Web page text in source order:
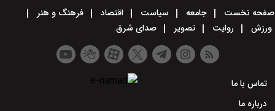
صفحه نخست جامعه سیاست اقتصاد
فرهنگ و هنر
ورزش
روایت تصویر صدای شرق
تماس با ما
درباره ما